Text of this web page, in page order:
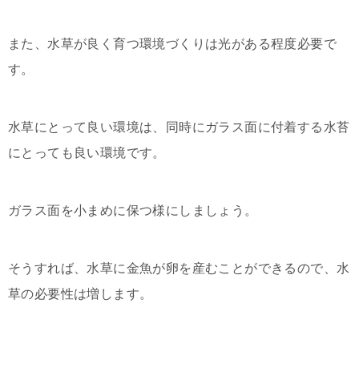
また、水草が良く育つ環境づくりは光がある程度必要で
す。
水草にとって良い環境は、同時にガラス面に付着する水苔
にとっても良い環境です。
ガラス面を小まめに保つ様にしましょう。
そうすれば、水草に金魚が卵を産むことができるので、水
草の必要性は増します。